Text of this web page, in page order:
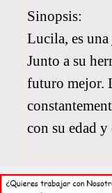
Sinopsis:
Lucila, es
Junto a su
futuro mejor.
con su edad